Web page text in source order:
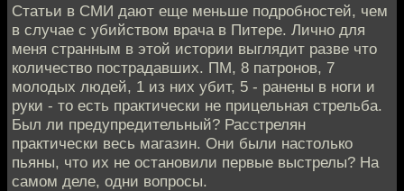
Статьи в СМИ дают еще меньше подробностей, чем
в случае с убийством врача в Питере. Лично для
меня странным в этой истории выглядит разве что
количество пострадавших. ПМ, 8 патронов, 7
молодых людей, 1 из них убит, 5 - ранены в ноги и
руки - то есть практически не прицельная стрельба.
Был ли предупредительный? Расстрелян
практически весь магазин. Они были настолько
пьяны, что их не остановили первые выстрелы? На
самом деле, одни вопросы.